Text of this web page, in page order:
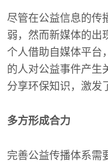
尽管在公益信息的传
弱，然而新媒体的出
个人借助自媒体平台
的人对公益事件产生
分享环保知识，激发
多方形成合力
完善公益传播体系需